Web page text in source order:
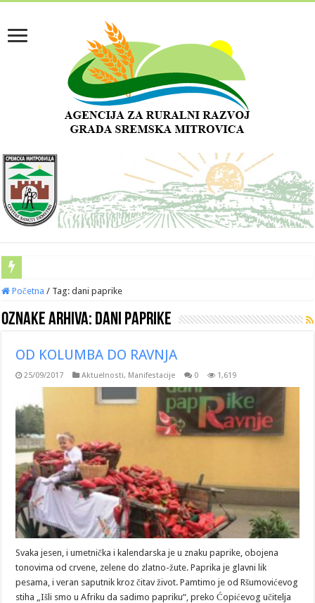
Početna / Tag:dani paprike
Oznake arhiva: dani paprike
OD KOLUMBA DO RAVNJA
25/09/2017 Aktuelnosti, Manifestacije 0 1,619
Svaka jesen, i umetnička i kalendarska je u znaku paprike, obojena
tonovima od crvene, zelene do zlatno-žute. Paprika je glavni lik
pesama, i veran saputnik kroz čitav život. Pamtimo je od Ršumovićevog
stiha „Išli smo u Afriku da sadimo papriku“, preko Ćopićevog učitelja